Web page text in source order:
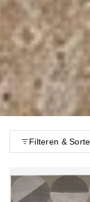
Filteren &